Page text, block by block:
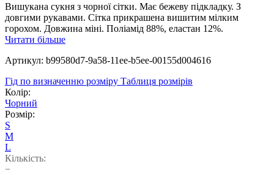
Вишукана сукня з чорної сітки. Має бежеву підкладку. З
довгими рукавами. Сітка прикрашена вишитим мілким
горохом. Довжина міні. Поліамід 88%, еластан 12%.
Читати більше
Артикул: b99580d7-9a58-11ee-b5ee-00155d004616
Гід по визначенню розміру Таблиця розмірів
Колір:
Чорний
Розмір:
S
M
L
Кількість:
−